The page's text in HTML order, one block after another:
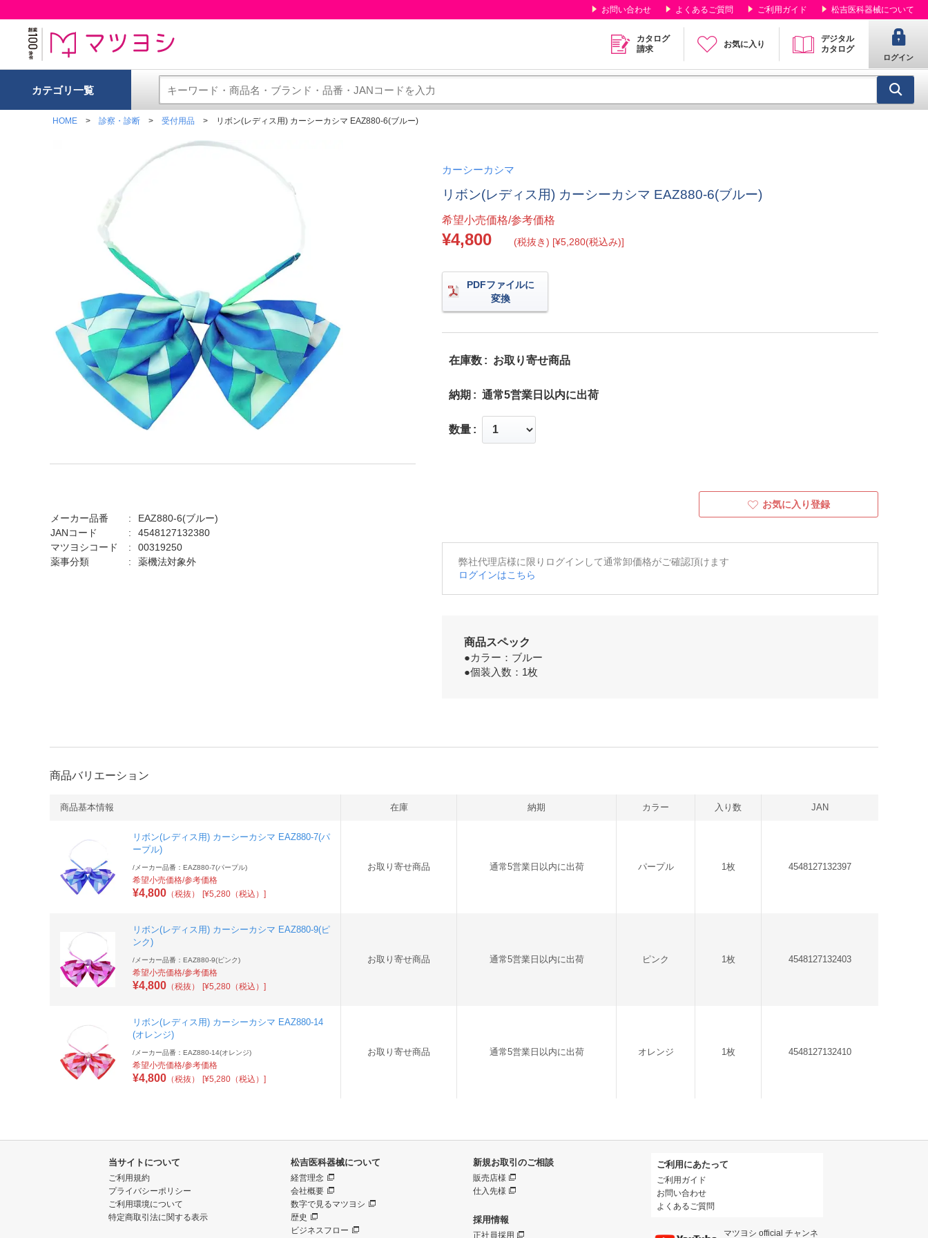
お問い合わせ よくあるご質問 ご利用ガイド 松吉医科器械について
カタログ
請求
お気に入り
デジタル
カタログ
ログイン
カテゴリ一覧
HOME 診察・診断 受付用品 リボン(レディス用) カーシーカシマ EAZ880-6(ブルー)
メーカー品番
EAZ880-6(ブルー)
JANコード
4548127132380
マツヨシコード
00319250
薬事分類
薬機法対象外
カーシーカシマ
リボン(レディス用) カーシーカシマ EAZ880-6(ブルー)
希望小売価格/参考価格
¥4,800 (税抜き) [¥5,280(税込み)]
PDFファイルに
変換
在庫数 お取り寄せ商品
納期 通常5営業日以内に出荷
数量
お気に入り登録
弊社代理店様に限りログインして通常卸価格がご確認頂けます
ログインはこちら
商品スペック
●カラー：ブルー
●個装入数：1枚
商品バリエーション
商品基本情報 在庫 納期 カラー 入り数 JAN
リボン(レディス用) カーシーカシマ EAZ880-7(パ
ープル)
/ メーカー品番：EAZ880-7(パープル)
希望小売価格/参考価格
¥4,800 （税抜） [¥5,280（税込）]
お取り寄せ商品 通常5営業日以内に出荷 パープル 1枚 4548127132397
リボン(レディス用) カーシーカシマ EAZ880-9(ピ
ンク)
/ メーカー品番：EAZ880-9(ピンク)
希望小売価格/参考価格
¥4,800 （税抜） [¥5,280（税込）]
お取り寄せ商品 通常5営業日以内に出荷 ピンク 1枚 4548127132403
リボン(レディス用) カーシーカシマ EAZ880-14
(オレンジ)
/ メーカー品番：EAZ880-14(オレンジ)
希望小売価格/参考価格
¥4,800 （税抜） [¥5,280（税込）]
お取り寄せ商品 通常5営業日以内に出荷 オレンジ 1枚 4548127132410
当サイトについて
ご利用規約
プライバシーポリシー
ご利用環境について
特定商取引法に関する表示
松吉医科器械について
経営理念
会社概要
数字で見るマツヨシ
歴史
ビジネスフロー
新規お取引のご相談
販売店様
仕入先様
採用情報
正社員採用
ご利用にあたって
ご利用ガイド
お問い合わせ
よくあるご質問
マツヨシ official チャンネ